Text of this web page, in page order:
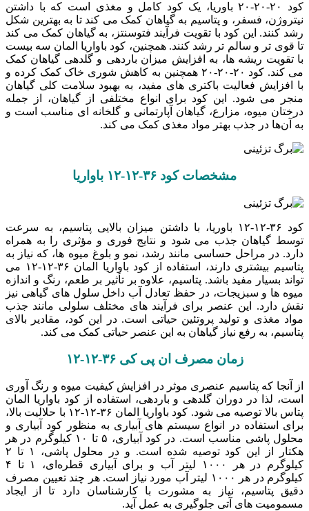
کود ۲۰-۲۰-۲۰ باوریا، یک کود کامل و مغذی است که با داشتن
نیتروژن، فسفر، و پتاسیم به گیاهان کمک می‌ کند تا به بهترین شکل
رشد کنند. این کود با تقویت فرآیند فتوسنتز، به گیاهان کمک می ‌کند
تا قوی‌ تر و سالم ‌تر رشد کنند. همچنین، کود باواریا المان سه بیست
با تقویت ریشه ‌ها، به افزایش میزان باردهی و گلدهی گیاهان کمک
می‌ کند. کود ۲۰-۲۰-۲۰ همچنین به کاهش شوری خاک کمک کرده و
با افزایش فعالیت باکتری‌ های مفید، به بهبود سلامت کلی گیاهان
منجر می ‌شود. این کود برای انواع مختلفی از گیاهان، از جمله
درختان میوه، مزارع، گیاهان آپارتمانی و گلخانه‌ ای مناسب است و
به آن‌ها در جذب بهتر مواد مغذی کمک می ‌کند.
مشخصات کود ۳۶-۱۲-۱۲ باواریا
کود ۳۶-۱۲-۱۲ باوریا، با داشتن میزان بالایی پتاسیم، به سرعت
توسط گیاهان جذب می ‌شود و نتایج فوری و مؤثری را به همراه
دارد. در مراحل حساسی مانند رشد، نمو و بلوغ میوه‌ ها، که نیاز به
پتاسیم بیشتری دارند، استفاده از کود باواریا المان ۳۶-۱۲-۱۲ می
‌تواند بسیار مفید باشد. پتاسیم، علاوه بر تأثیر بر طعم، رنگ و اندازه
میوه‌ ها و سبزیجات، در حفظ تعادل آب داخل سلول ‌های گیاهی نیز
نقش دارد. این عنصر برای فرآیند های مختلف سلولی مانند جذب
مواد مغذی و تولید پروتئین حیاتی است. در این کود، مقادیر بالای
پتاسیم، به رفع نیاز گیاهان به این عنصر حیاتی کمک می ‌کند.
زمان مصرف ان پی کی ۳۶-۱۲-۱۲
از آنجا که پتاسیم عنصری موثر در افزایش کیفیت میوه و رنگ آوری
است، لذا در دوران گلدهی و باردهی، استفاده از کود باواریا المان
پتاس بالا توصیه می ‌شود. کود باواریا المان ۳۶-۱۲-۱۲ با حلالیت بالا،
برای استفاده در انواع سیستم ‌های آبیاری به منظور کود آبیاری و
محلول پاشی مناسب است. در کود آبیاری، ۵ تا ۱۰ کیلوگرم در هر
هکتار از این کود توصیه شده است. و در محلول ‌پاشی، ۱ تا ۲
کیلوگرم در هر ۱۰۰۰ لیتر آب و برای آبیاری قطره‌ای، ۱ تا ۴
کیلوگرم در هر ۱۰۰۰ لیتر آب مورد نیاز است. هر چند تعیین مصرف
دقیق پتاسیم، نیاز به مشورت با کارشناسان دارد تا از ایجاد
مسمومیت های آتی جلوگیری به عمل آید.